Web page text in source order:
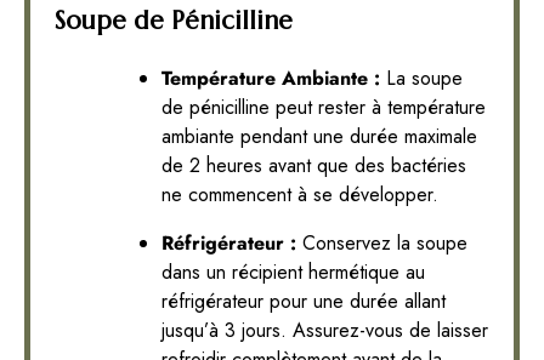
Soupe de Pénicilline
Température Ambiante : La soupe
de pénicilline peut rester à température
ambiante pendant une durée maximale
de 2 heures avant que des bactéries
ne commencent à se développer.
Réfrigérateur : Conservez la soupe
dans un récipient hermétique au
réfrigérateur pour une durée allant
jusqu’à 3 jours. Assurez-vous de laisser